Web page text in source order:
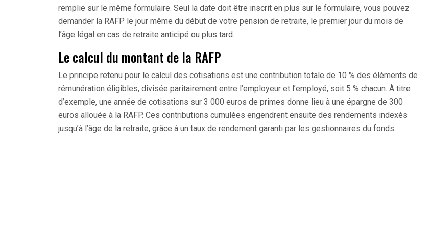
remplie sur le même formulaire. Seul la date doit être inscrit en plus sur le formulaire, vous pouvez
demander la RAFP le jour même du début de votre pension de retraite, le premier jour du mois de
l’âge légal en cas de retraite anticipé ou plus tard.
Le calcul du montant de la RAFP
Le principe retenu pour le calcul des cotisations est une contribution totale de 10 % des éléments de
rémunération éligibles, divisée paritairement entre l’employeur et l’employé, soit 5 % chacun. À titre
d’exemple, une année de cotisations sur 3 000 euros de primes donne lieu à une épargne de 300
euros allouée à la RAFP. Ces contributions cumulées engendrent ensuite des rendements indexés
jusqu’à l’âge de la retraite, grâce à un taux de rendement garanti par les gestionnaires du fonds.